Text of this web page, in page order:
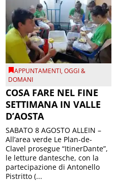
APPUNTAMENTI,OGGI &
DOMANI
COSA FARE NEL FINE
SETTIMANA IN VALLE
D’AOSTA
SABATO 8 AGOSTO ALLEIN –
All’area verde Le Plan-de-
Clavel prosegue “ItinerDante”,
le letture dantesche, con la
partecipazione di Antonello
Pistritto (...